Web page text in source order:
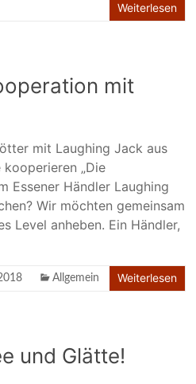
Weiterlesen
mit
mit Laughing Jack aus
kooperieren „Die
Essener Händler Laughing
Wir möchten gemeinsam
Level anheben. Ein Händler,
Allgemein Weiterlesen
und Glätte!